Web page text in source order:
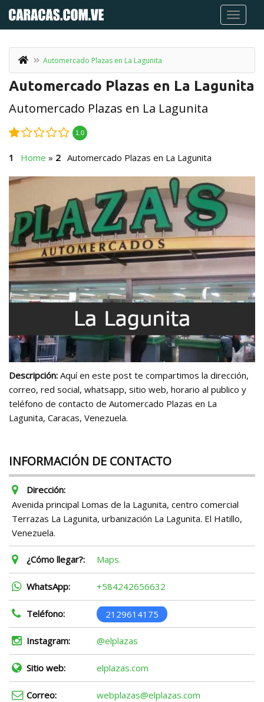
Automercado Plazas en La Lagunita
Automercado Plazas en La Lagunita
Automercado Plazas en La Lagunita
1.0
Home » Automercado Plazas en La Lagunita
Descripción: Aquí en este post te compartimos la dirección,
correo, red social, whatsapp, sitio web, horario al publico y
teléfono de contacto de Automercado Plazas en La
Lagunita, Caracas, Venezuela.
INFORMACIÓN DE CONTACTO
Dirección:
Avenida principal Lomas de la Lagunita, centro comercial
Terrazas La Lagunita, urbanización La Lagunita. El Hatillo,
Venezuela.
¿Cómo llegar?: Maps.
WhatsApp: +584242656632
Teléfono: 2129614175
Instagram: @elplazas
Sitio web: elplazas.com
Correo: webplazas@elplazas.com